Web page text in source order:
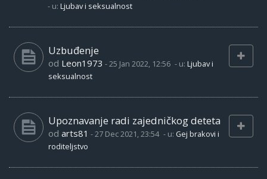
- u: Ljubav i seksualnost
Uzbuđenje
od Leon1973 -25 Jan 2022, 12:56 - u: Ljubav i
seksualnost
Upoznavanje radi zajedničkog deteta
od arts81 -27 Dec 2021, 23:54 - u: Gej brakovi i
roditeljstvo